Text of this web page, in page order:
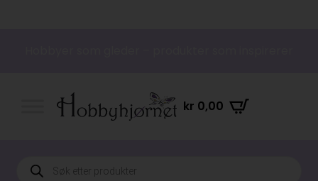
kr 0,00
Products
search